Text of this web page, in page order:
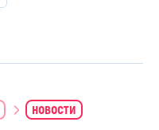
новости